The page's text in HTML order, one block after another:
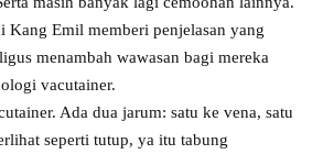
Kang Emil memberi penjelasan yang
menambah wawasan bagi mereka
vacutainer.
Ada dua jarum: satu ke vena, satu
seperti tutup, ya itu tabung